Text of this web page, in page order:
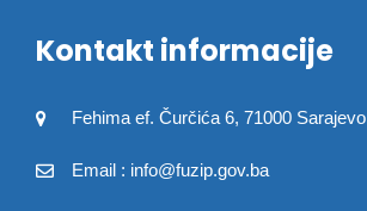
Kontakt informacije
Fehima ef. Čurčića 6, 71000 Sarajevo
Email : info@fuzip.gov.ba